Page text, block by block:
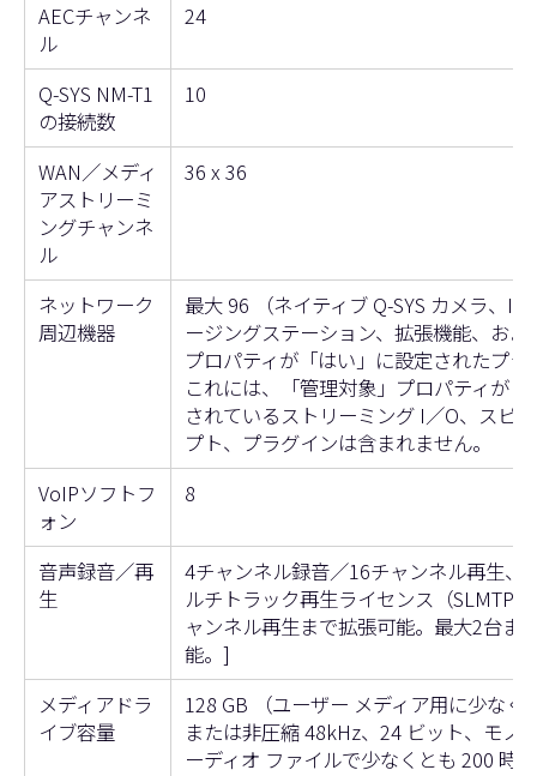
AECチャンネ
ル
24
Q-SYS NM-T1
の接続数
10
WAN／メディ
アストリーミ
ングチャンネ
ル
36 x 36
ネットワーク
周辺機器
最大 96 （ネイティブ Q-SYS カメラ、I/
ージングステーション、拡張機能、お
プロパティが「はい」に設定されたプ
これには、「管理対象」プロパティが
されているストリーミング I／O、スピ
プト、プラグインは含まれません。
VoIPソフトフ
ォン
8
音声録音／再
生
4チャンネル録音／16チャンネル再生、
ルチトラック再生ライセンス（SLMTP-
ャンネル再生まで拡張可能。最大2台ま
能。]
メディアドラ
イブ容量
128 GB （ユーザー メディア用に少なく
または非圧縮 48kHz、24 ビット、モノ
ーディオ ファイルで少なくとも 200 時